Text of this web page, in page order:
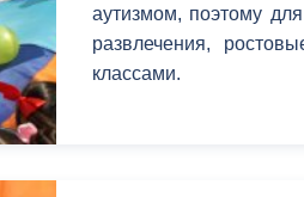
аутизмом, поэтому
развлечения,
классами.